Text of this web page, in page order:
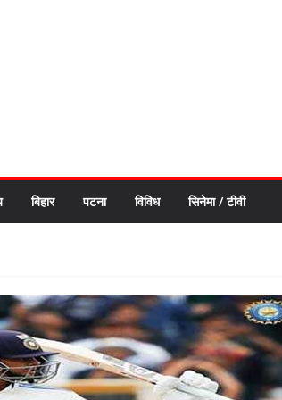
बिहार पटना विविध सिनेमा / टीवी